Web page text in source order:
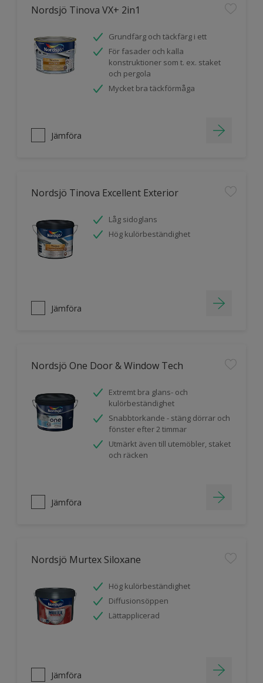
Nordsjö Tinova VX+ 2in1
Grundfärg och täckfärg i ett
För fasader och kalla
konstruktioner som t. ex. staket
och pergola
Mycket bra täckförmåga
Jämföra
Nordsjö Tinova Excellent Exterior
Låg sidoglans
Hög kulörbeständighet
Jämföra
Nordsjö One Door & Window Tech
Extremt bra glans- och
kulörbeständighet
Snabbtorkande - stäng dörrar och
fönster efter 2 timmar
Utmärkt även till utemöbler, staket
och räcken
Jämföra
Nordsjö Murtex Siloxane
Hög kulörbeständighet
Diffusionsöppen
Lättapplicerad
Jämföra